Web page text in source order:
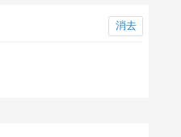
消去